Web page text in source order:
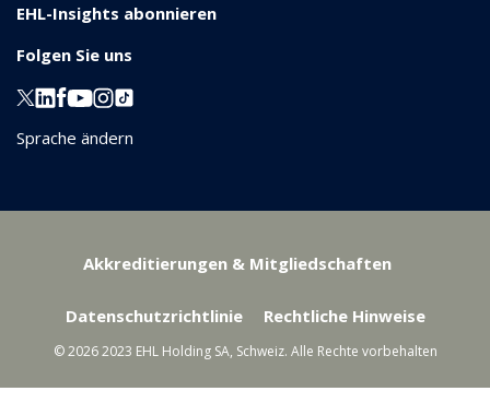
EHL-Insights abonnieren
Folgen Sie uns
Sprache ändern
Akkreditierungen & Mitgliedschaften
Datenschutzrichtlinie Rechtliche Hinweise
© 2026 2023 EHL Holding SA, Schweiz. Alle Rechte vorbehalten